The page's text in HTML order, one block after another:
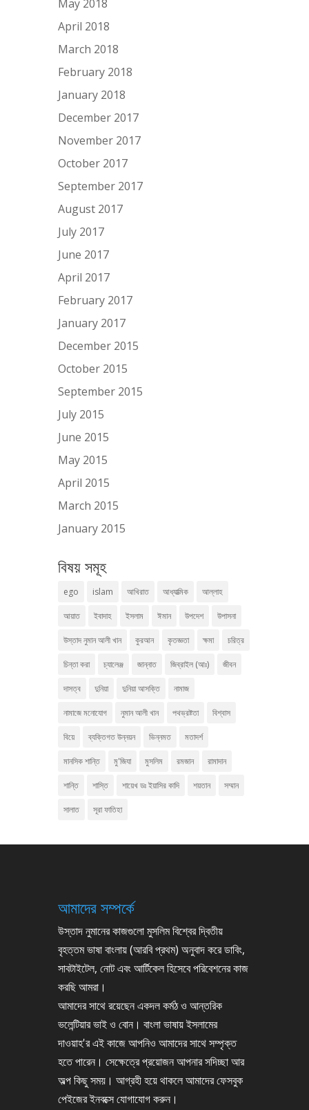
May 2018
April 2018
March 2018
February 2018
January 2018
December 2017
November 2017
October 2017
September 2017
August 2017
July 2017
June 2017
April 2017
February 2017
January 2017
December 2015
October 2015
September 2015
July 2015
June 2015
May 2015
April 2015
March 2015
January 2015
বিষয় সমূহ
ego islam আখিরাত আধ্যাত্মিক আল্লাহ
আয়াত ইবাদাহ ইসলাম ঈমান উপদেশ উপাসনা
উস্তাদ নুমান আলী খান কুরআন কৃতজ্ঞতা ক্ষমা চরিত্র
চিন্তা করা চ্যালেঞ্জ জান্নাত জিব্রাইল (আঃ) জীবন
দাসত্ব দুনিয়া দুনিয়া আসক্তি নামাজ
নামাজে মনোযোগ নুমান আলী খান পথভ্রষ্টতা বিশ্বাস
বিয়ে ব্যক্তিগত উন্নয়ন ভিন্নমত মতাদর্শ
মানসিক শান্তি মু'জিযা মুসলিম রমজান রামাদান
শান্তি শাস্তি শায়েখ ডঃ ইয়াসির কাদি শয়তান সম্মান
সালাত সূরা ফাতিহা
আমাদের সম্পর্কে
উস্তাদ নুমানের কাজগুলো মুসলিম বিশ্বের দ্বিতীয়
বৃহত্তম ভাষা বাংলায় (আরবি প্রথম) অনুবাদ করে ডাবিং,
সাবটাইটেল, নোট এবং আর্টিকেল হিসেবে পরিবেশনের কাজ
করছি আমরা।
আমাদের সাথে রয়েছেন একদল কর্মঠ ও আন্তরিক
ভলেন্টিয়ার ভাই ও বোন। বাংলা ভাষায় ইসলামের
দাওয়াহ'র এই কাজে আপনিও আমাদের সাথে সম্পৃক্ত
হতে পারেন। সেক্ষেত্রে প্রয়োজন আপনার সদিচ্ছা আর
অল্প কিছু সময়। আগ্রহী হয়ে থাকলে আমাদের ফেসবুক
পেইজের ইনবক্সে যোগাযোগ করুন।